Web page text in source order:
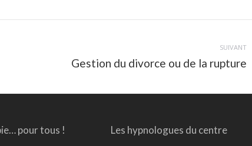
SUIVANT
Gestion du divorce ou de la rupture
pour tous ! Les hypnologues du centre